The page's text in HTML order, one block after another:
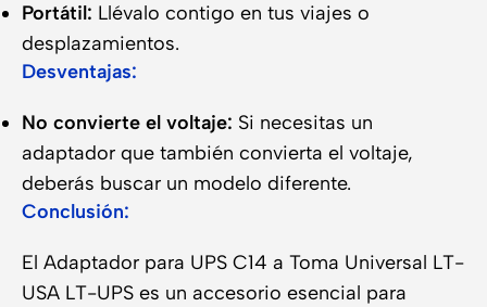
Portátil: Llévalo contigo en tus viajes o
desplazamientos.
Desventajas:
No convierte el voltaje: Si necesitas un
adaptador que también convierta el voltaje,
deberás buscar un modelo diferente.
Conclusión:
El Adaptador para UPS C14 a Toma Universal LT-
USA LT-UPS es un accesorio esencial para